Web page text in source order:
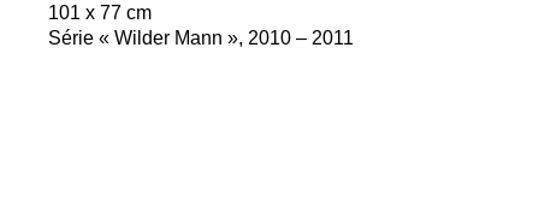
101 x 77 cm
Série « Wilder Mann », 2010 – 2011